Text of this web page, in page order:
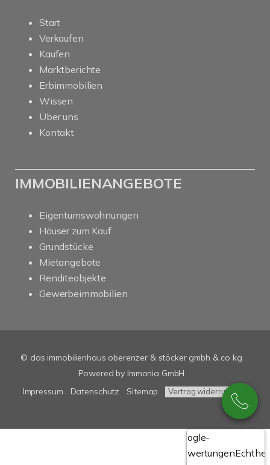
Start
Verkaufen
Kaufen
Marktberichte
Erbimmobilien
Wissen
Über uns
Kontakt
IMMOBILIENANGEBOTE
Eigentumswohnungen
Häuser zum Kauf
Grundstücke
Mietangebote
Renditeobjekte
Gewerbeimmobilien
© das immobilienhaus oberenzer & stöcker gmbh & co kg
Powered by Immonia GmbH
Impressum
Datenschutz Sitemap Vertrag widerrufen
Google-
Bewertungen